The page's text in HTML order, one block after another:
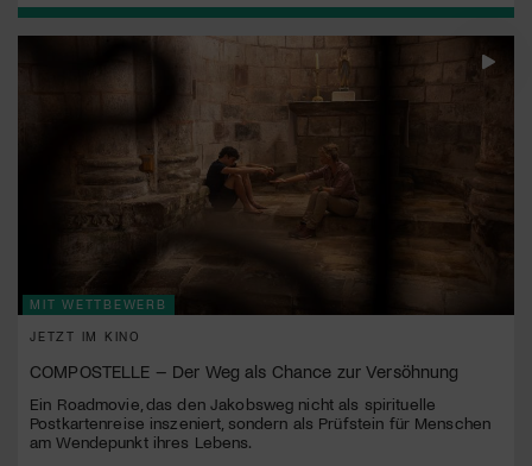
MIT WETTBEWERB
JETZT IM KINO
COMPOSTELLE – Der Weg als Chance zur Versöhnung
Ein Roadmovie, das den Jakobsweg nicht als spirituelle
Postkartenreise inszeniert, sondern als Prüfstein für Menschen
am Wendepunkt ihres Lebens.